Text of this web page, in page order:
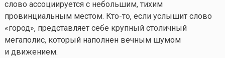
слово ассоциируется с небольшим, тихим
провинциальным местом. Кто-то, если услышит слово
«город», представляет себе крупный столичный
мегаполис, который наполнен вечным шумом
и движением.